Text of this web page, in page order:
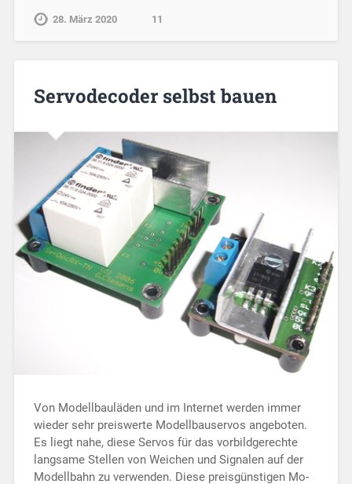
28. März 2020 11
Servodecoder selbst bauen
Von Modellbauläden und im In­ter­net werden immer
wieder sehr preis­werte Mo­dell­bau­ser­vos an­geboten.
Es liegt nahe, diese Ser­vos für das vorbildgerechte
lang­same Stellen von Weichen und Sig­nalen auf der
Mo­dell­bahn zu ver­wenden. Diese preis­­güns­ti­gen Mo­